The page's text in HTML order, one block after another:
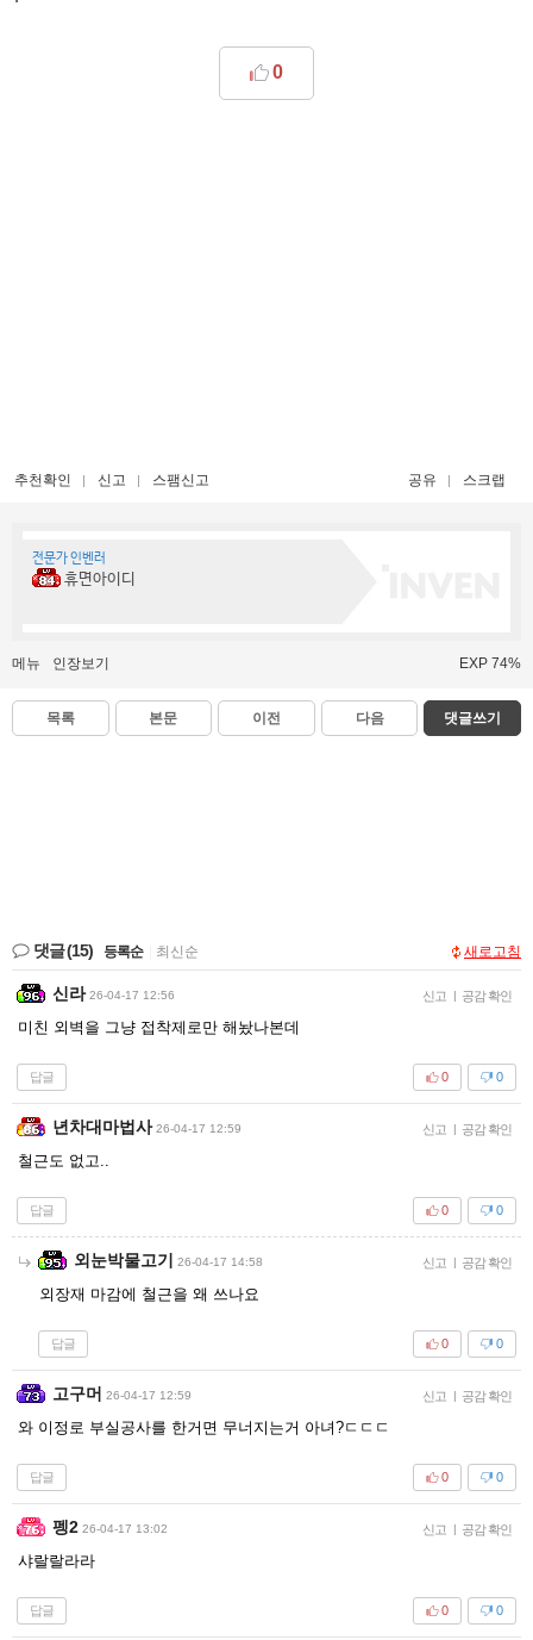
0
추천확인 신고 스팸신고 공유 스크랩
전문가 인벤러
휴면아이디
메뉴 인장보기 EXP 74%
목록 본문 이전 다음 댓글쓰기
댓글(15) 등록순 최신순 새로고침
신라 26-04-17 12:56 신고 | 공감 확인
미친 외벽을 그냥 접착제로만 해놨나본데
답글 0
0
년차대마법사 26-04-17 12:59 신고 | 공감 확인
철근도 없고..
답글 0
0
외눈박물고기 26-04-17 14:58 신고 | 공감 확인
외장재 마감에 철근을 왜 쓰나요
답글 0
0
고구머 26-04-17 12:59 신고 | 공감 확인
와 이정로 부실공사를 한거면 무너지는거 아녀?ㄷㄷㄷ
답글 0
0
펭2 26-04-17 13:02 신고 | 공감 확인
샤랄랄라라
답글 0
0